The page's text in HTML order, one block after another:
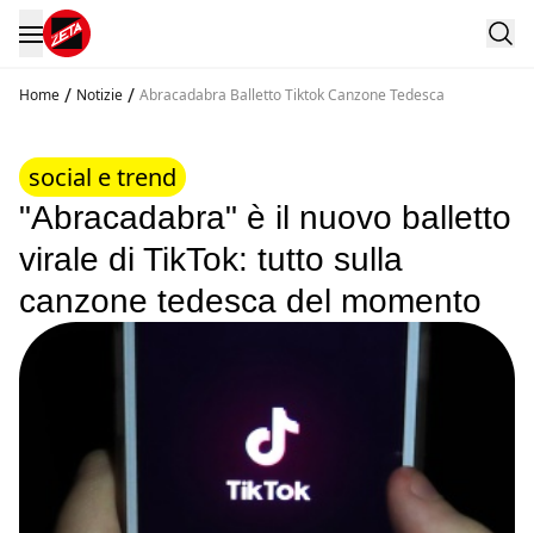
Home / Notizie / Abracadabra Balletto Tiktok Canzone Tedesca
social e trend
"Abracadabra" è il nuovo balletto
virale di TikTok: tutto sulla
canzone tedesca del momento